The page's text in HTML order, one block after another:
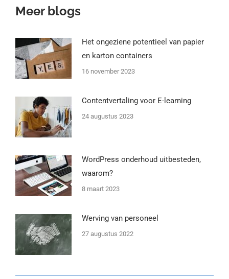
Meer blogs
Het ongeziene potentieel van papier
en karton containers
16 november 2023
Contentvertaling voor E-learning
24 augustus 2023
WordPress onderhoud uitbesteden,
waarom?
8 maart 2023
Werving van personeel
27 augustus 2022